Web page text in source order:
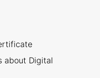
about Digital